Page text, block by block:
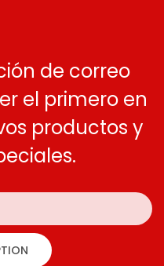
de correo
el primero en
productos y